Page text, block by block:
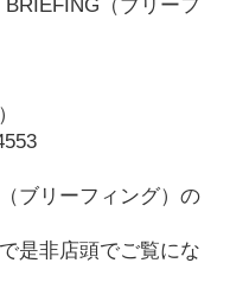
（ブリーフ
ブリーフィング）の
是非店頭でご覧にな